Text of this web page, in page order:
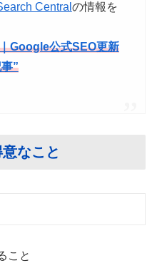
Central の情報を
Google公式SEO更新
”
なこと
こと